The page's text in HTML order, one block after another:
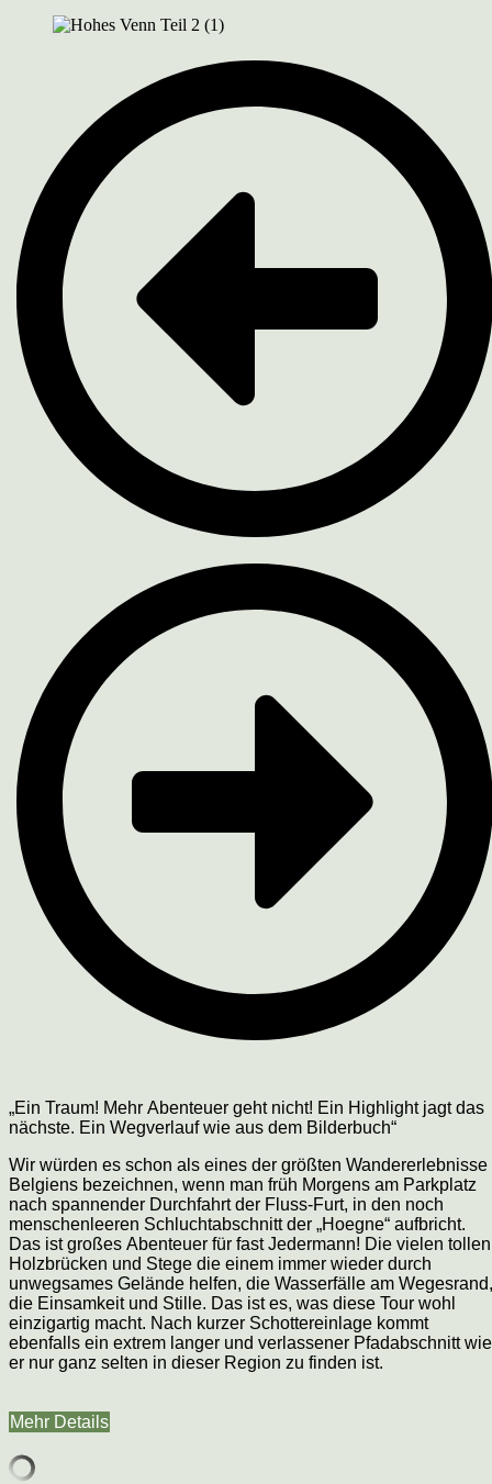
„Ein Traum! Mehr Abenteuer geht nicht! Ein Highlight jagt das
nächste. Ein Wegverlauf wie aus dem Bilderbuch“
Wir würden es schon als eines der größten Wandererlebnisse
Belgiens bezeichnen, wenn man früh Morgens am Parkplatz
nach spannender Durchfahrt der Fluss-Furt, in den noch
menschenleeren Schluchtabschnitt der „Hoegne“ aufbricht.
Das ist großes Abenteuer für fast Jedermann! Die vielen tollen
Holzbrücken und Stege die einem immer wieder durch
unwegsames Gelände helfen, die Wasserfälle am Wegesrand,
die Einsamkeit und Stille. Das ist es, was diese Tour wohl
einzigartig macht. Nach kurzer Schottereinlage kommt
ebenfalls ein extrem langer und verlassener Pfadabschnitt wie
er nur ganz selten in dieser Region zu finden ist.
Mehr Details